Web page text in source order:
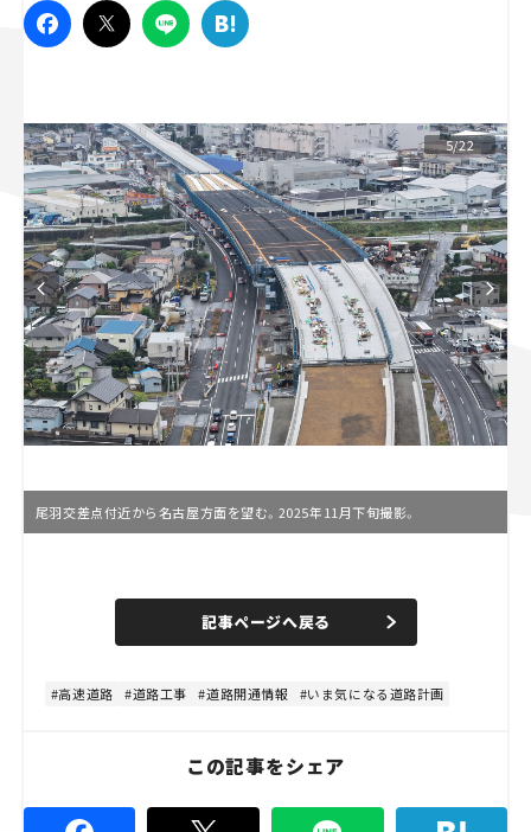
5/22
尾羽交差点付近から名古屋方面を望む。2025年11月下旬撮影。
n
e
d
%
記事ページへ戻る
高速道路 道路工事 道路開通情報 いま気になる道路計画
この記事をシェア
人気のハッシュタグ
スズキ ジムニー｜Suzuki Jimny